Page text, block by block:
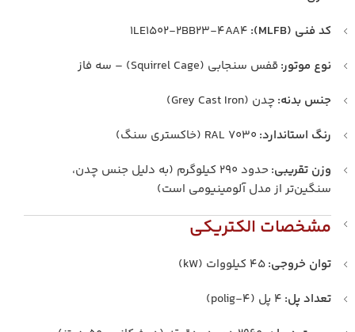
کد فنی (MLFB):
نوع موتور: قفس سنجابی (Squirrel Cage) – سه فاز
جنس بدنه: چدن (Grey Cast Iron)
رنگ استاندارد:
وزن تقریبی:
حدود 290 کیلوگرم (به دلیل جنس چدن،
سنگین‌تر از مدل آلومینیومی است)
مشخصات الکتریکی
توان خروجی:
تعداد پل: